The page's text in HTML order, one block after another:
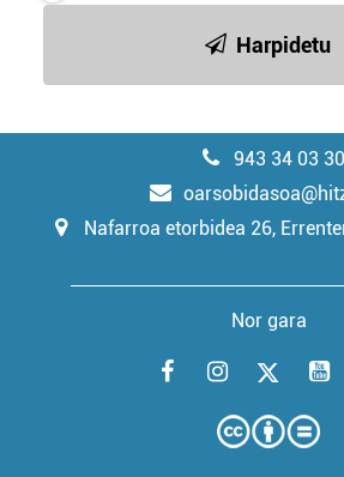
Harpidetu
943 34 03 30
Nafarroa etorbidea 26,
Nor gara